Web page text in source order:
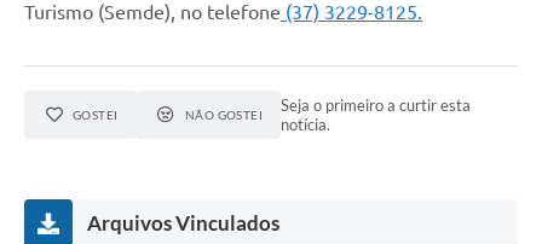
Turismo (Semde), no telefone (37) 3229-8125.
GOSTEI NÃO GOSTEI
Seja o primeiro a curtir esta
notícia.
Arquivos Vinculados